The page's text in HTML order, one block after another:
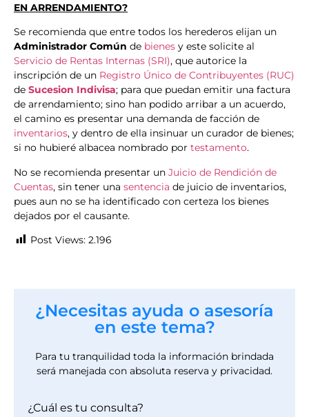
EN ARRENDAMIENTO?
Se recomienda que entre todos los herederos elijan un
Administrador Común de bienes y este solicite al
Servicio de Rentas Internas (SRI), que autorice la
inscripción de un Registro Único de Contribuyentes (RUC)
de Sucesion Indivisa; para que puedan emitir una factura
de arrendamiento; sino han podido arribar a un acuerdo,
el camino es presentar una demanda de facción de
inventarios, y dentro de ella insinuar un curador de bienes;
si no hubieré albacea nombrado por testamento.
No se recomienda presentar un Juicio de Rendición de
Cuentas, sin tener una sentencia de juicio de inventarios,
pues aun no se ha identificado con certeza los bienes
dejados por el causante.
Post Views: 2.196
¿Necesitas ayuda o asesoría
en este tema?
Para tu tranquilidad toda la información brindada
será manejada con absoluta reserva y privacidad.
¿Cuál es tu consulta?